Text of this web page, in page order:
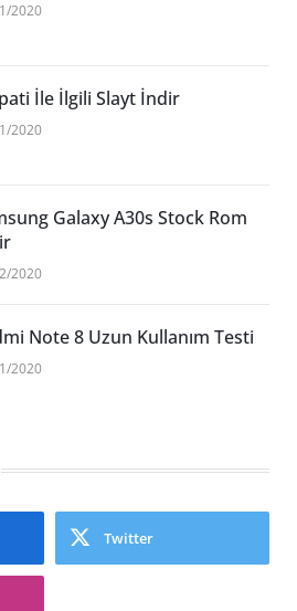
2020
İle İlgili Slayt İndir
2020
Galaxy A30s Stock Rom
2020
Note 8 Uzun Kullanım Testi
2020
Twitter